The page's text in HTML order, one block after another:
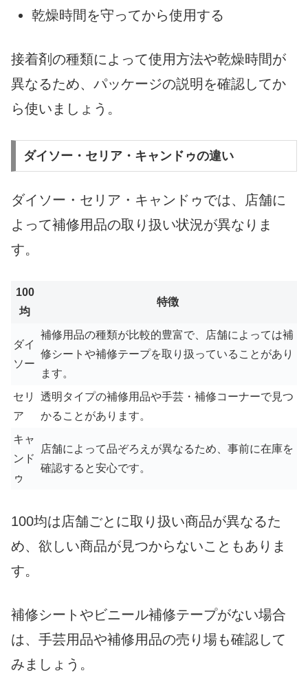
乾燥時間を守ってから使用する
接着剤の種類によって使用方法や乾燥時間が
異なるため、パッケージの説明を確認してか
ら使いましょう。
ダイソー・セリア・キャンドゥの違い
ダイソー・セリア・キャンドゥでは、店舗に
よって補修用品の取り扱い状況が異なりま
す。
100
均
特徴
ダイ
ソー
補修用品の種類が比較的豊富で、店舗によっては補
修シートや補修テープを取り扱っていることがあり
ます。
セリ
ア
透明タイプの補修用品や手芸・補修コーナーで見つ
かることがあります。
キャ
ンド
ゥ
店舗によって品ぞろえが異なるため、事前に在庫を
確認すると安心です。
100均は店舗ごとに取り扱い商品が異なるた
め、欲しい商品が見つからないこともありま
す。
補修シートやビニール補修テープがない場合
は、手芸用品や補修用品の売り場も確認して
みましょう。